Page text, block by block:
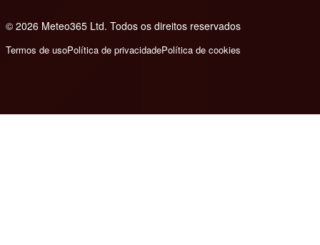
© 2026 Meteo365 Ltd. Todos os direitos reservados
Termos de usoPolítica de privacidadePolítica de cookies